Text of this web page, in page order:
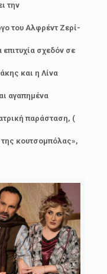
την
του Αλφρέντ Ζερί-
επιτυχία σχεδόν σε
και η Λίνα
αγαπημένα
παράσταση, (
της κουτσομπόλας»,